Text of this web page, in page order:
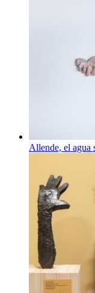
Allende, el agua